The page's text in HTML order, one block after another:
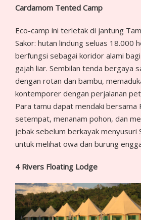
Cardamom Tented Camp
Eco-camp ini terletak di jantung
Sakor: hutan lindung seluas 18.000
berfungsi sebagai koridor alami
gajah liar. Sembilan tenda bergaya
dengan rotan dan bambu,
kontemporer dengan perjalanan
Para tamu dapat mendaki bersama
setempat, menanam pohon, dan
jebak sebelum berkayak menyusuri
untuk melihat owa dan burung
4 Rivers Floating Lodge